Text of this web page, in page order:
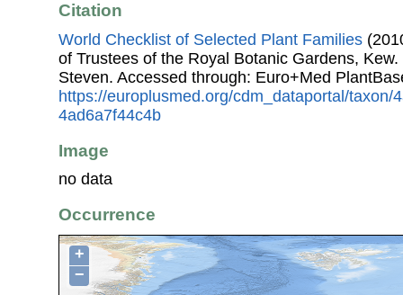
Citation
World Checklist of Selected Plant Families
of Trustees of the Royal Botanic Gardens, Kew.
Steven. Accessed through: Euro+Med
https://europlusmed.org/cdm_dataportal/taxon/
4ad6a7f44c4b
Image
no data
Occurrence
+
−